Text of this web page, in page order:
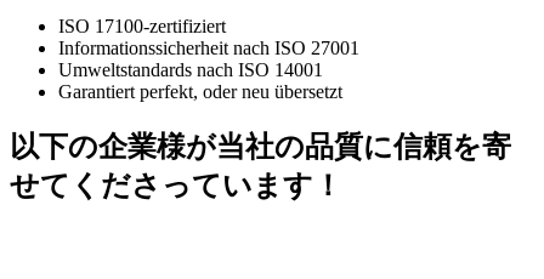
ISO 17100-zertifiziert
Informationssicherheit nach ISO 27001
Umweltstandards nach ISO 14001
Garantiert perfekt, oder neu übersetzt
以下の企業様が当社の品質に信頼を寄
せてくださっています！